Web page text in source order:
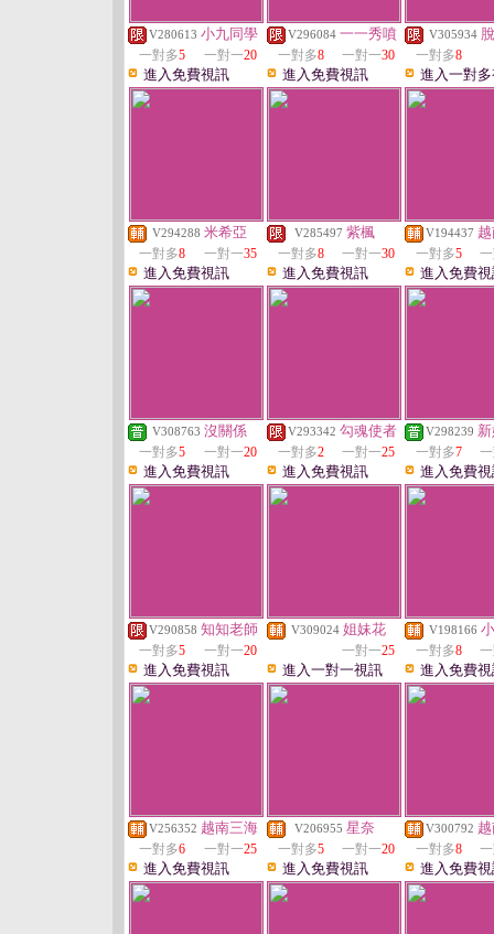
V280613 小九同學
一對多5 一對一20
進入免費視訊
V296084 一一秀噴
一對多8 一對一30
進入免費視訊
V305934
一對多8
進入一對
V294288 米希亞
一對多8 一對一35
進入免費視訊
V285497 紫楓
一對多8 一對一30
進入免費視訊
V194437
一對多5
進入免費
V308763 沒關係
一對多5 一對一20
進入免費視訊
V293342 勾魂使者
一對多2 一對一25
進入免費視訊
V298239
一對多7
進入免費
V290858 知知老師
一對多5 一對一20
進入免費視訊
V309024 姐妹花
一對一25
進入一對一視訊
V198166
一對多8
進入免費
V256352 越南三海
一對多6 一對一25
進入免費視訊
V206955 星奈
一對多5 一對一20
進入免費視訊
V300792
一對多8
進入免費